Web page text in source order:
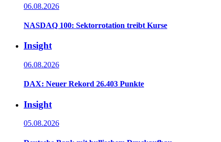
06.08.2026
NASDAQ 100: Sektorrotation treibt Kurse
Insight
06.08.2026
DAX: Neuer Rekord 26.403 Punkte
Insight
05.08.2026